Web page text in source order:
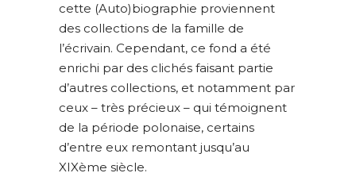
cette (Auto)biographie proviennent
des collections de la famille de
l’écrivain. Cependant, ce fond a été
enrichi par des clichés faisant partie
d’autres collections, et notamment par
ceux – très précieux – qui témoignent
de la période polonaise, certains
d’entre eux remontant jusqu’au
XIXème siècle.